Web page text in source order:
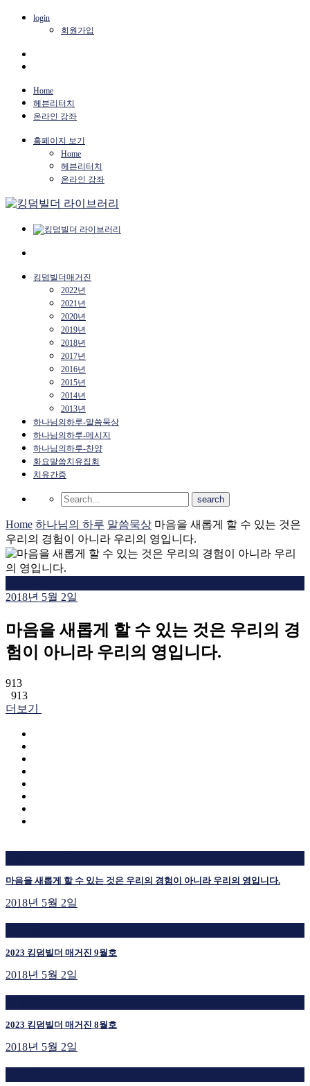
login
회원가입
Home
헤븐리터치
온라인 강좌
홈페이지 보기
Home
헤븐리터치
온라인 강좌
킹덤빌더매거진
2022년
2021년
2020년
2019년
2018년
2017년
2016년
2015년
2014년
2013년
하나님의하루-말씀묵상
하나님의하루-메시지
하나님의하루-찬양
화요말씀치유집회
치유간증
Home 하나님의 하루 말씀묵상 마음을 새롭게 할 수 있는 것은
우리의 경험이 아니라 우리의 영입니다.
2018년 5월 2일
마음을 새롭게 할 수 있는 것은 우리의 경
험이 아니라 우리의 영입니다.
913
913
더보기
마음을 새롭게 할 수 있는 것은 우리의 경험이 아니라 우리의 영입니다.
2018년 5월 2일
2023 킹덤빌더 매거진 9월호
2018년 5월 2일
2023 킹덤빌더 매거진 8월호
2018년 5월 2일